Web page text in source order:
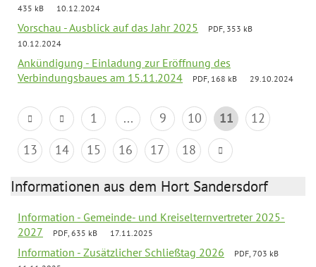
435 kB
10.12.2024
Vorschau - Ausblick auf das Jahr 2025
PDF, 353 kB
10.12.2024
Ankündigung - Einladung zur Eröffnung des
Verbindungsbaues am 15.11.2024
PDF, 168 kB 29.10.2024
1 ... 9 10 11
12
13
14 15 16 17 18
Informationen aus dem Hort Sandersdorf
Information - Gemeinde- und Kreiselternvertreter 2025-
2027
PDF, 635 kB 17.11.2025
Information - Zusätzlicher Schließtag 2026
PDF, 703 kB